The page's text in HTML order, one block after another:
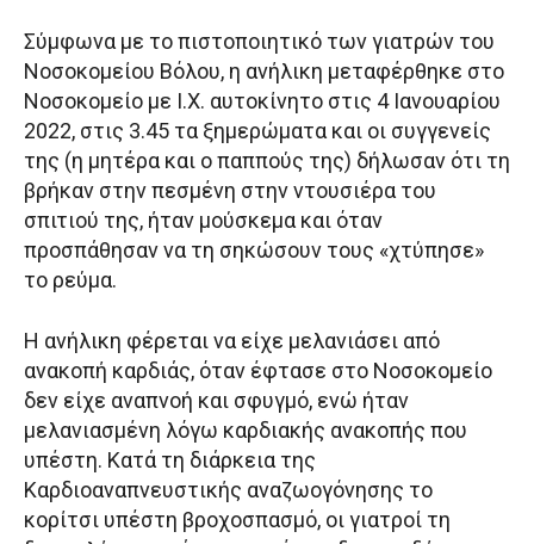
Σύμφωνα με το πιστοποιητικό των γιατρών του
Νοσοκομείου Βόλου, η ανήλικη μεταφέρθηκε στο
Νοσοκομείο με Ι.Χ. αυτοκίνητο στις 4 Ιανουαρίου
2022, στις 3.45 τα ξημερώματα και οι συγγενείς
της (η μητέρα και ο παππούς της) δήλωσαν ότι τη
βρήκαν στην πεσμένη στην ντουσιέρα του
σπιτιού της, ήταν μούσκεμα και όταν
προσπάθησαν να τη σηκώσουν τους «χτύπησε»
το ρεύμα.
Η ανήλικη φέρεται να είχε μελανιάσει από
ανακοπή καρδιάς, όταν έφτασε στο Νοσοκομείο
δεν είχε αναπνοή και σφυγμό, ενώ ήταν
μελανιασμένη λόγω καρδιακής ανακοπής που
υπέστη. Κατά τη διάρκεια της
Καρδιοαναπνευστικής αναζωογόνησης το
κορίτσι υπέστη βροχοσπασμό, οι γιατροί τη